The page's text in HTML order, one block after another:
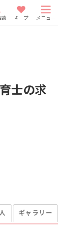
談 キープ メニュー
士の求
ギャラリー